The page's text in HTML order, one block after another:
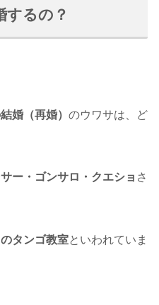
するの？
婚（再婚） のウワサは、ど
ー・ゴンサロ・クエショ さ
タンゴ教室といわれていま